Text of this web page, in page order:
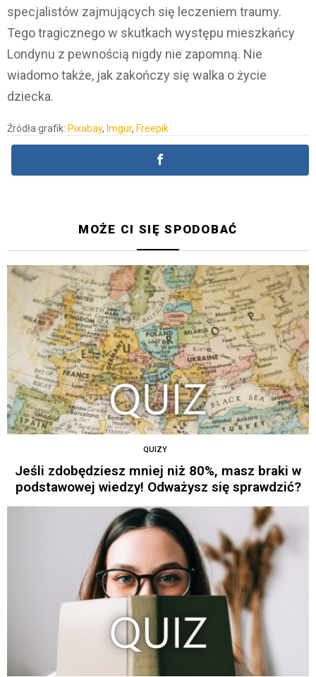
specjalistów zajmujących się leczeniem traumy.
Tego tragicznego w skutkach występu mieszkańcy
Londynu z pewnością nigdy nie zapomną. Nie
wiadomo także, jak zakończy się walka o życie
dziecka.
Źródła grafik: Pixabay, Imgur, Freepik
MOŻE CI SIĘ SPODOBAĆ
QUIZY
Jeśli zdobędziesz mniej niż 80%, masz braki w
podstawowej wiedzy! Odważysz się sprawdzić?